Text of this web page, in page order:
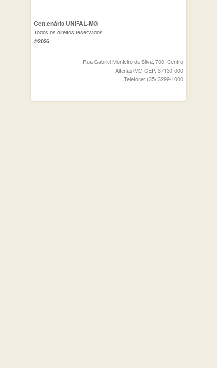
Centenário UNIFAL-MG
Todos os direitos reservados
©2026
Rua Gabriel Monteiro da Silva, 700, Centro
Alfenas/MG CEP: 37130-000
Telefone: (35) 3299-1000